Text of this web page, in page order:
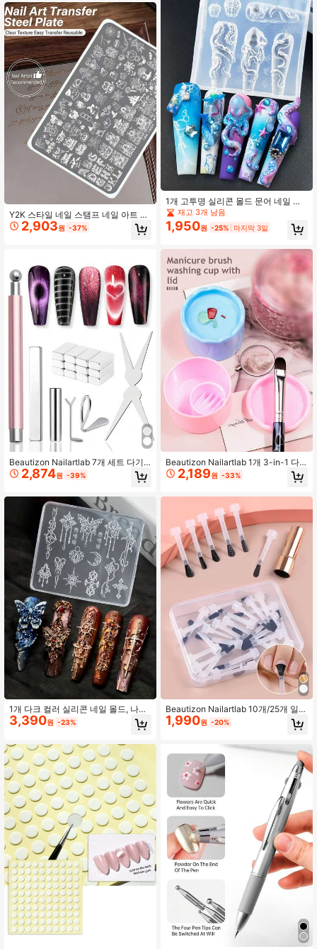
트 용품, 네일 아트 도구, 네일 아트 액
세서리, 개학, 네일 아트, 네일 아트 도
구, 네일 아트 스티커 도구, 네일 아트
페디큐어 도구
Y2K 스타일 네일 스탬프 네일 아트 스
탬핑 플레이트 네일 스텐실 네일 플레
이트 템플릿 네일 아트, DIY 매니큐어
2,903원 -37%
Beautizon Nailartlab 7개 세트 다기
능 캣아이 네일 아트 비즈 흡수 네일
마그넷 펜 & 하트 모양 네일 마그넷, 네
트를 위한 캣아이 마그넷, 홈 DIY에 완
벽, 네일 아트 디자인
2,874원 -39%
1개 다크 컬러 실리콘 네일 몰드, 나비
& 칼 패턴, 3D 엠보싱 네일 아트 몰드,
DIY Y2K 스타일 3D 투명 네일 몰드,
품에 적합
3,390원 -23%
1개 고투명 실리콘 몰드 문어 네일 아
트 모델 3D 네일 데코 DIY 정교한 템
플릿, 네일 주얼리 제작 몰드
재고 3개 남음
1,950원 -25% 마지막 3일
Beautizon Nailartlab 1개 3-in-1 다
기능 네일 아트 도구 세척 펜 컵, 네일
아트 펜 보관함, 네일 아트 팔레트, 먼
세척함, 전문 네일 살롱 도구
2,189원 -33%
Beautizon Nailartlab 10개/25개 일회
용 매니큐어 브러쉬, 매니큐어 병 교체
브러쉬, 매니큐어 젤 도구 세트를 위한
1,990원 -20%